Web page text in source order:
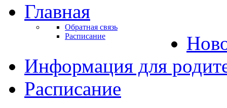
Главная
Обратная связь
Расписание
Информация для
Расписание